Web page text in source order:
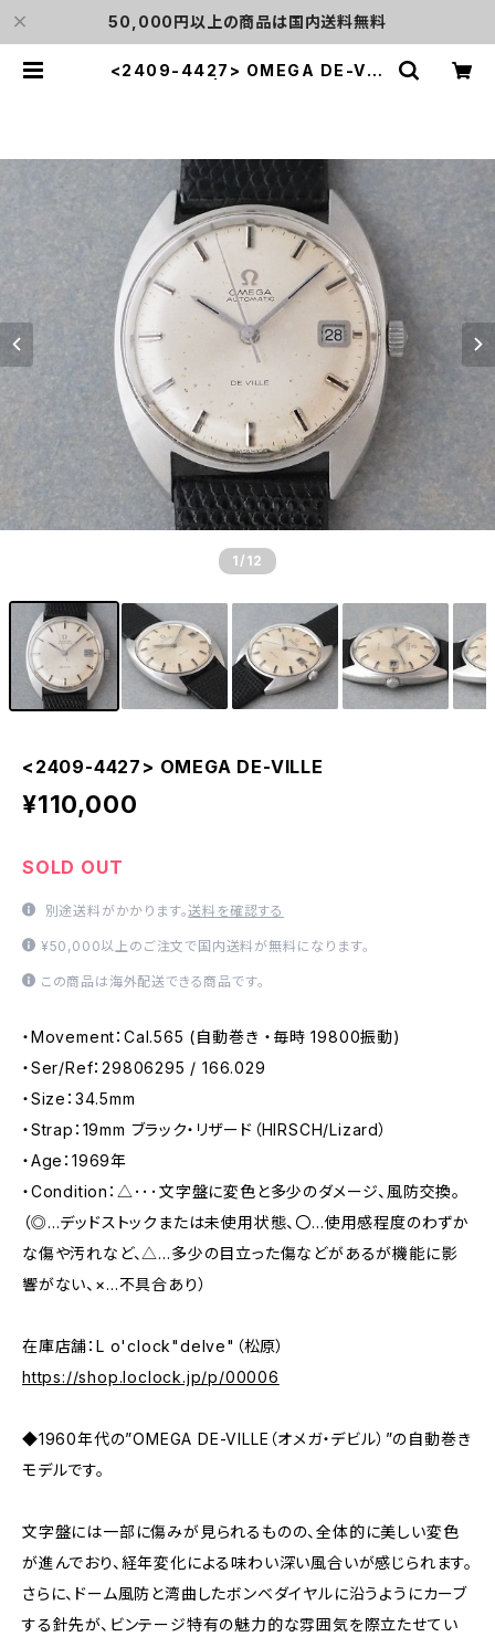
50,000円以上の商品は国内送料無料
<2409-4427> OMEGA DE-VIL
1 /12
<2409-4427> OMEGA DE-VILLE
¥110,000
SOLD OUT
別途送料がかかります。送料を確認する
¥50,000以上のご注文で国内送料が無料になります。
この商品は海外配送できる商品です。
・Movement：Cal.565 (自動巻き ・毎時 19800振動)
・Ser/Ref：29806295 / 166.029
・Size：34.5mm
・Strap：19mm ブラック・リザード（HIRSCH/Lizard）
・Age：1969年
・Condition：△･･･文字盤に変色と多少のダメージ、風防交換。
（◎…デッドストックまたは未使用状態、〇…使用感程度のわずか
な傷や汚れなど、△…多少の目立った傷などがあるが機能に影
響がない、×…不具合あり）
在庫店舗：L o'clock"delve"（松原）
https://shop.loclock.jp/p/00006
◆1960年代の”OMEGA DE-VILLE（オメガ・デビル）”の自動巻き
モデルです。
文字盤には一部に傷みが見られるものの、全体的に美しい変色
が進んでおり、経年変化による味わい深い風合いが感じられます。
さらに、ドーム風防と湾曲したボンベダイヤルに沿うようにカーブ
する針先が、ビンテージ特有の魅力的な雰囲気を際立たせてい